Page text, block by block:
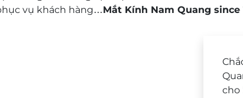
vụ khách hàng…Mắt Kính Nam Quang since
cho